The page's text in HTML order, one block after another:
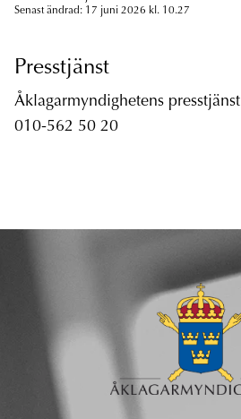
Senast ändrad: 17 juni 2026 kl. 10.27
Presstjänst
Åklagarmyndighetens presstjänst
010-562 50 20